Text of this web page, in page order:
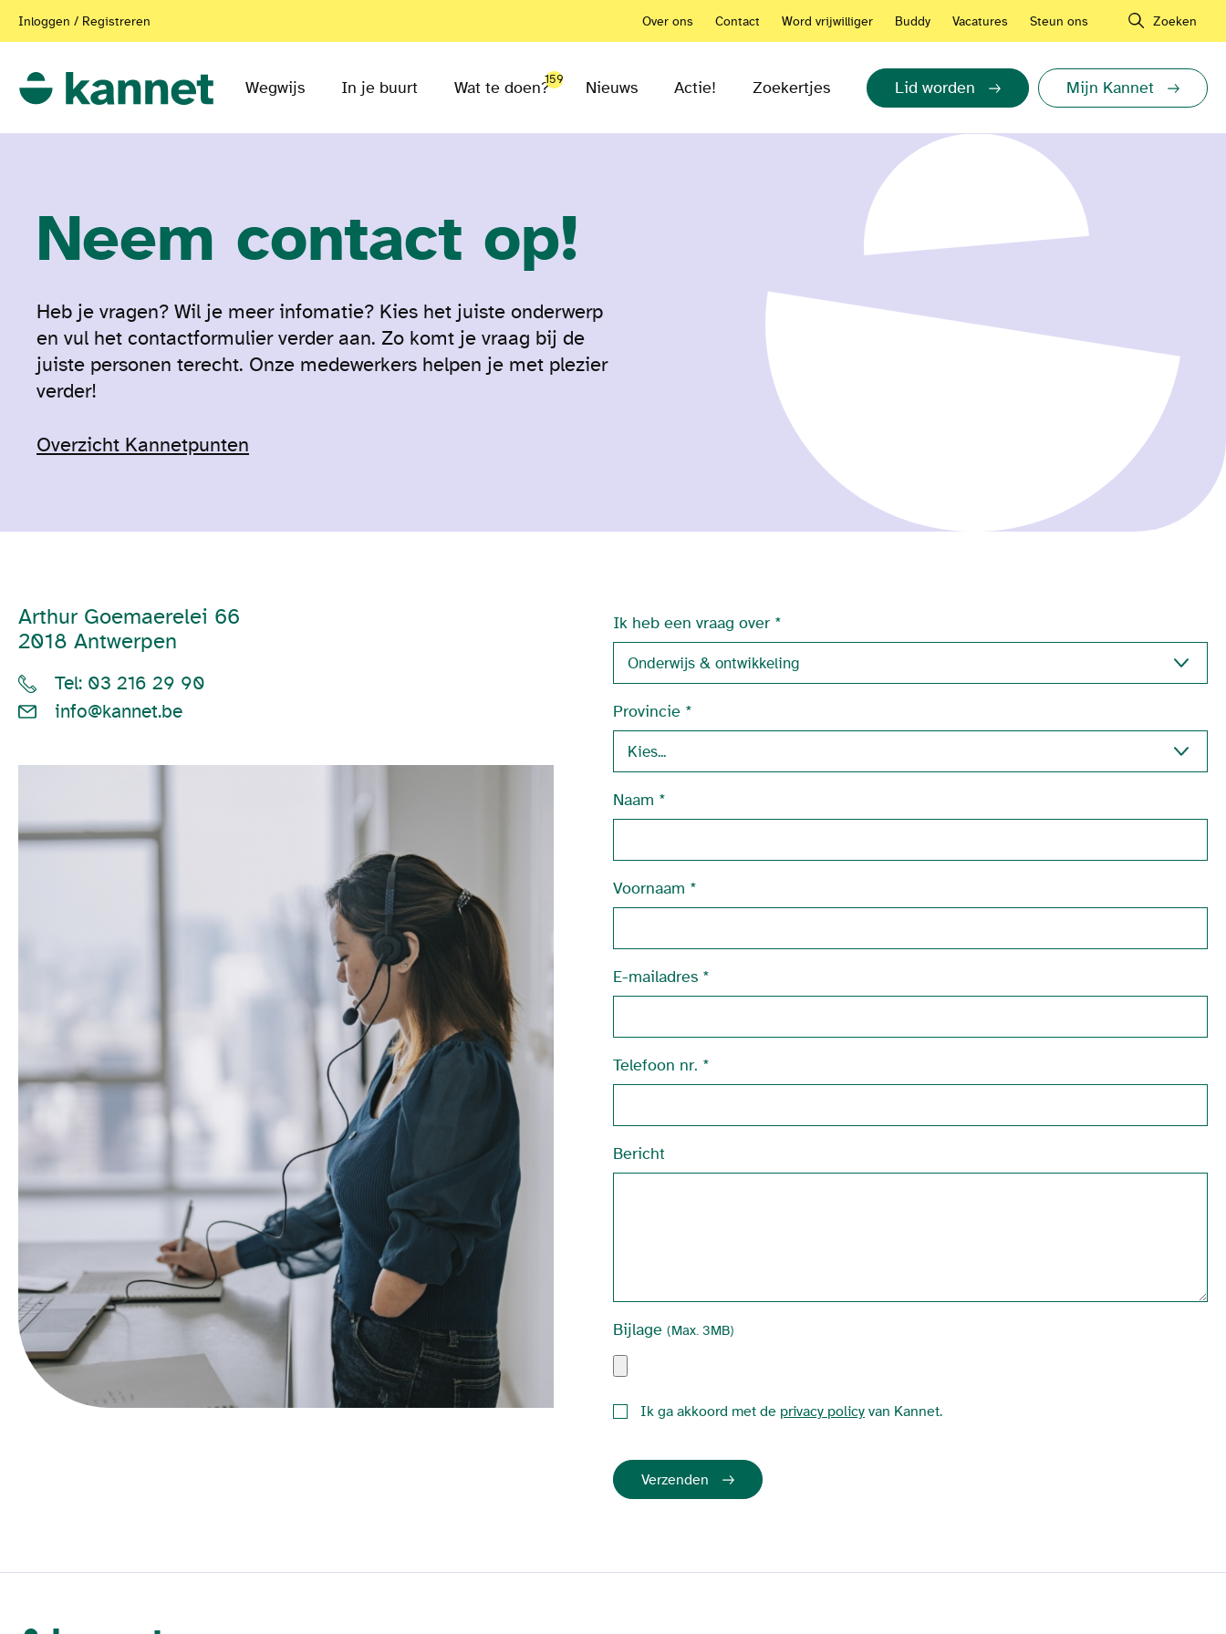
Inloggen / Registreren Over ons Contact Word vrijwilliger Buddy Vacatures Steun ons Zoeken
Wegwijs In je buurt Wat te doen?159 Nieuws Actie! Zoekertjes Lid worden Mijn Kannet
Neem contact op!
Heb je vragen? Wil je meer infomatie? Kies het juiste onderwerp
en vul het contactformulier verder aan. Zo komt je vraag bij de
juiste personen terecht. Onze medewerkers helpen je met plezier
verder!
Overzicht Kannetpunten
Arthur Goemaerelei 66
2018 Antwerpen
Tel: 03 216 29 90
info@kannet.be
Ik heb een vraag over
Provincie
Naam
Voornaam
E-mailadres
Telefoon nr.
Bericht
Bijlage (Max. 3MB)
Ik ga akkoord met de privacy policy van Kannet.
Verzenden